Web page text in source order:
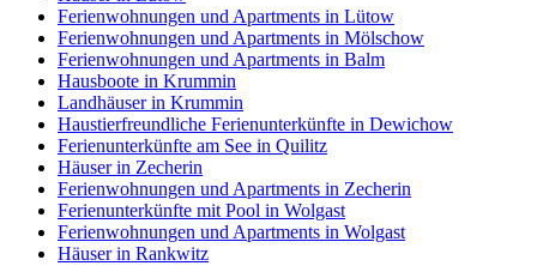
Ferienwohnungen und Apartments in Lütow
Ferienwohnungen und Apartments in Mölschow
Ferienwohnungen und Apartments in Balm
Hausboote in Krummin
Landhäuser in Krummin
Haustierfreundliche Ferienunterkünfte in Dewichow
Ferienunterkünfte am See in Quilitz
Häuser in Zecherin
Ferienwohnungen und Apartments in Zecherin
Ferienunterkünfte mit Pool in Wolgast
Ferienwohnungen und Apartments in Wolgast
Häuser in Rankwitz